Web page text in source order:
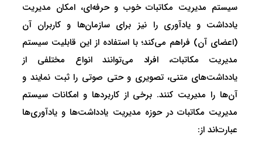
سیستم مدیریت مکاتبات خوب و حرفه‌ای، امکان مدیریت
یادداشت و یادآوری را نیز برای سازمان‌ها و کاربران آن
(اعضای آن) فراهم می‌کند؛ با استفاده از این قابلیت سیستم
مدیریت مکاتبات، افراد می‌توانند انواع مختلفی از
یادداشت‌های متنی، تصویری و حتی صوتی را ثبت نمایند و
آن‌ها را مدیریت کنند. برخی از کاربردها و امکانات سیستم
مدیریت مکاتبات در حوزه مدیریت یادداشت‌ها و یادآوری‌ها
عبارت‌اند از: